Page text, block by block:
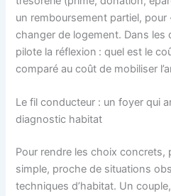
un remboursement partiel,
changer de logement. Dans les
pilote la réflexion : quel est le
comparé au coût de mobiliser
Le fil conducteur : un foyer qui
diagnostic habitat
Pour rendre les choix concrets,
simple, proche de situations
techniques d’habitat. Un